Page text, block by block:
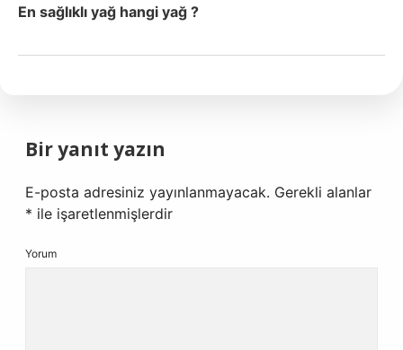
En sağlıklı yağ hangi yağ ?
Bir yanıt yazın
E-posta adresiniz yayınlanmayacak. Gerekli alanlar
* ile işaretlenmişlerdir
Yorum